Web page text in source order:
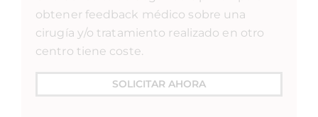
obtener feedback médico sobre una
cirugía y/o tratamiento realizado en otro
centro tiene coste.
SOLICITAR AHORA